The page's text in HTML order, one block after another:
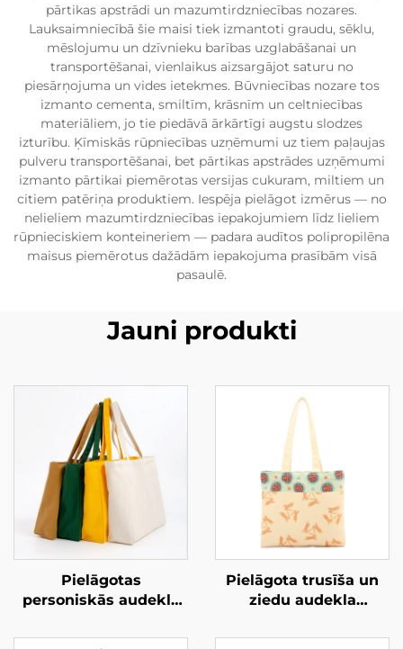
pārtikas apstrādi un mazumtirdzniecības nozares.
Lauksaimniecībā šie maisi tiek izmantoti graudu, sēklu,
mēslojumu un dzīvnieku barības uzglabāšanai un
transportēšanai, vienlaikus aizsargājot saturu no
piesārņojuma un vides ietekmes. Būvniecības nozare tos
izmanto cementa, smiltīm, krāsnīm un celtniecības
materiāliem, jo tie piedāvā ārkārtīgi augstu slodzes
izturību. Ķīmiskās rūpniecības uzņēmumi uz tiem paļaujas
pulveru transportēšanai, bet pārtikas apstrādes uzņēmumi
izmanto pārtikai piemērotas versijas cukuram, miltiem un
citiem patēriņa produktiem. Iespēja pielāgot izmērus — no
nelieliem mazumtirdzniecības iepakojumiem līdz lieliem
rūpnieciskiem konteineriem — padara audītos polipropilēna
maisus piemērotus dažādām iepakojuma prasībām visā
pasaulē.
Jauni produkti
Pielāgotas
personiskās audekla
maisiņas – uzlabojiet
Pielāgota trusīša un
ziedu audekla
– unikāls